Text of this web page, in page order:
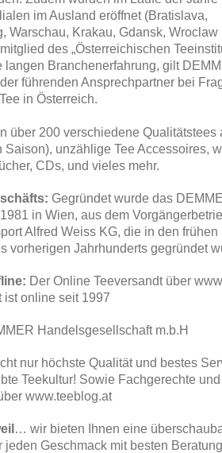
im Ausland eröffnet (Bratislava,
Warschau, Krakau, Gdansk, Wroclaw
des „Österreichischen
langen Branchenerfahrung, gilt
führenden Ansprechpartner bei
in Österreich.
über 200 verschiedene Qualitätstees
Saison), unzählige Tee Accessoires,
CDs, und vieles mehr.
Gegründet wurde das
in Wien, aus dem
Alfred Weiss KG, die in den frühen
vorherigen Jahrhunderts gegründet
Der Online Teeversandt über
ist online seit 1997
Handelsgesellschaft m.b.H
nur höchste Qualität und bestes
Teekultur! Sowie Fachgerechte und
www.teeblog.at
… wir bieten Ihnen eine
jeden Geschmack mit besten